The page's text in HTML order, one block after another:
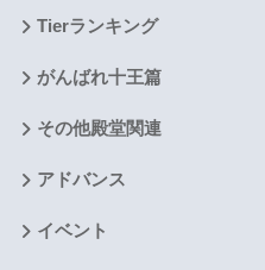
Tierランキング
がんばれ十王篇
その他殿堂関連
アドバンス
イベント